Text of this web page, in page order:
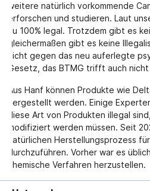
weitere natürlich vorkommende
erforschen und studieren. Laut
zu 100% legal. Trotzdem gibt es
gleichermaßen gibt es keine
nicht gegen das neu auferlegte
Gesetz, das BTMG trifft auch
Aus Hanf können Produkte wie
hergestellt werden. Einige
diese Art von Produkten illegal
modifiziert werden müssen. Seit
natürlichen Herstellungsprozess
durchzuführen. Vorher war es
chemische Verfahren herzustellen.